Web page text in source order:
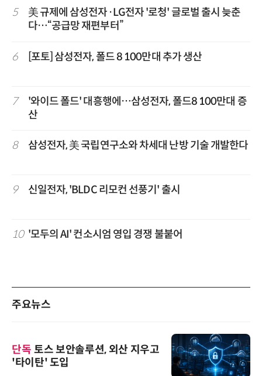
5
美 규제에 삼성전자·LG전자 '로청' 글로벌 출시 늦춘
다…“공급망 재편부터”
6 [포토] 삼성전자, 폴드 8 100만대 추가 생산
7
'와이드 폴드' 대흥행에…삼성전자, 폴드8 100만대 증
산
8 삼성전자, 美 국립연구소와 차세대 난방 기술 개발한다
9 신일전자, 'BLDC 리모컨 선풍기' 출시
10 '모두의 AI' 컨소시엄 영입 경쟁 불붙어
주요뉴스
단독 토스 보안솔루션, 외산 지우고
'타이탄' 도입